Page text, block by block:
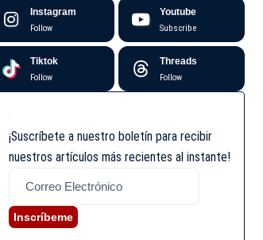
Instagram
Follow
Youtube
Subscribe
Tiktok
Follow
Threads
Follow
¡Suscríbete a nuestro boletín para recibir
nuestros artículos más recientes al instante!
Inscríbeme